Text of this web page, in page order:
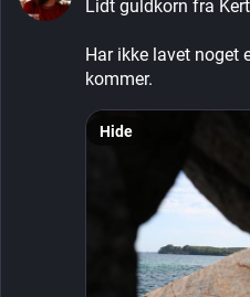
Lidt guldkorn fra
Har ikke lavet noget
kommer.
Hide